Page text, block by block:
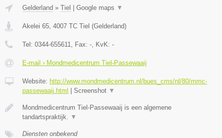
Gelderland » Tiel | Google maps ▼
Akelei 65 4007 TC Tiel (Gelderland)
Tel: 0344-655611 , Fax: - , KvK: -
E-mail › Mondmedicentrum Tiel-Passewaaij
Website: http://www.mondmedicentrum.nl/bues_cms/nl/80/mmc-
passewaaij.html | Screenshot ▼
Mondmedicentrum Tiel-Passewaaij is een algemene
tandartspraktijk.
▼
Diensten onbekend